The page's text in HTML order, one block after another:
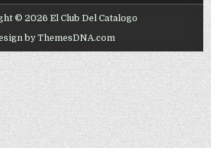
© 2026 El Club Del Catalogo
by ThemesDNA.com